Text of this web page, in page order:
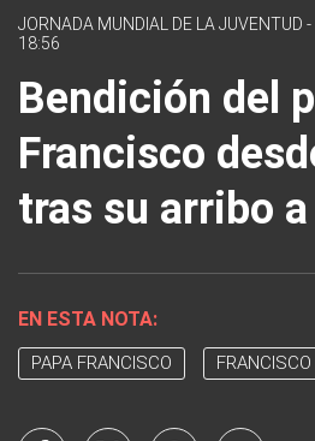
JORNADA MUNDIAL DE LA JUVENTUD -
18:56
Bendición del
Francisco
tras su arribo
EN ESTA NOTA:
PAPA FRANCISCO